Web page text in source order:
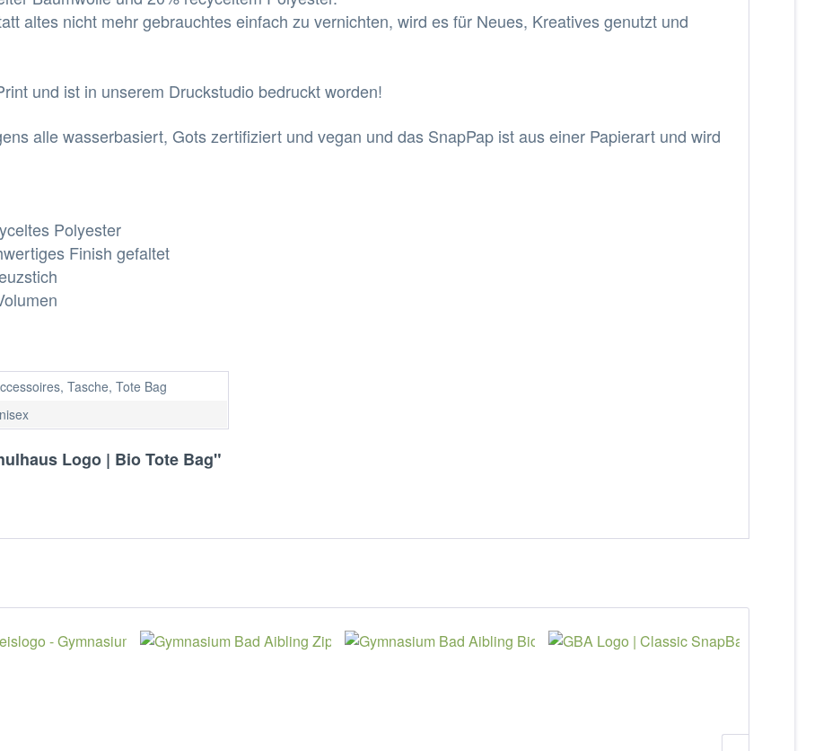
altes nicht mehr gebrauchtes einfach zu vernichten, wird es für Neues, Kreatives genutzt und
und ist in unserem Druckstudio bedruckt worden!
alle wasserbasiert, Gots zertifiziert und vegan und das SnapPap ist aus einer Papierart und wird
Polyester
Finish gefaltet
Tasche, Tote Bag
Logo | Bio Tote Bag"